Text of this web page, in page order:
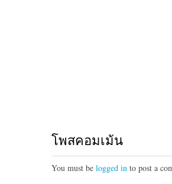
โพสคอมเม้น
You must be logged in to post a